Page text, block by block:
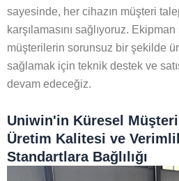
sayesinde, her cihazın müşteri
karşılamasını sağlıyoruz.
müşterilerin sorunsuz bir şekilde
sağlamak için teknik destek ve
devam edeceğiz.
Uniwin'in Küresel
Üretim Kalitesi ve
Standartlara Bağlılığı